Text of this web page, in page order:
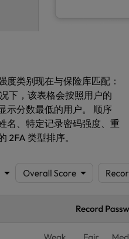
度类别现在与保险库匹配：
下，该表格会按照用户的
示分数最低的用户。 顺序
名、特定记录密码强度、重
2FA 类型排序。